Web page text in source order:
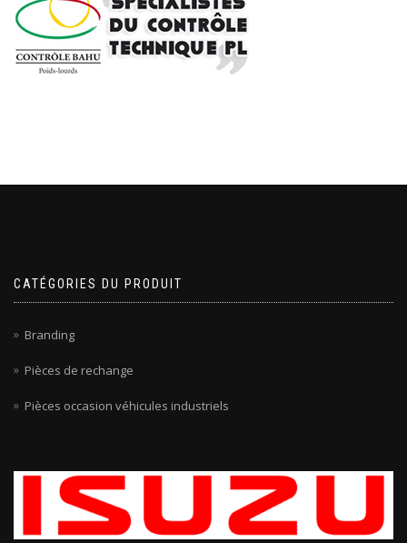
CATÉGORIES DU PRODUIT
Branding
Pièces de rechange
Pièces occasion véhicules industriels